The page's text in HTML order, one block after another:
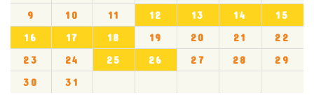
9
10 11 12 13 14
15
16
17 18 19 20 21
22
23
24 25 26 27 28
29
30
31